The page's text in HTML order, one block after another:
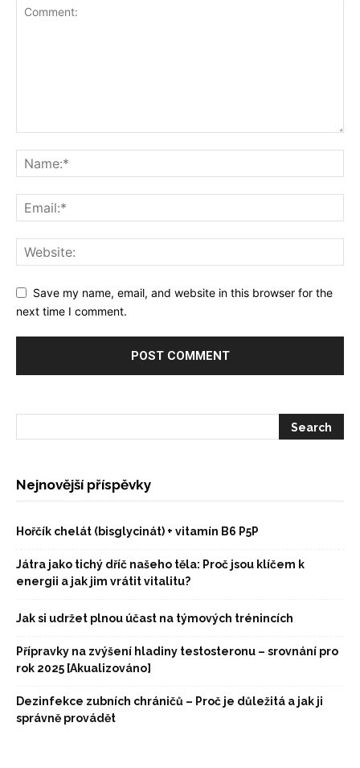
Save my name, email, and website in this browser for the
next time I comment.
Nejnovější příspěvky
Hořčík chelát (bisglycinát) + vitamín B6 P5P
Játra jako tichý dříč našeho těla: Proč jsou klíčem k
energii a jak jim vrátit vitalitu?
Jak si udržet plnou účast na týmových trénincích
Přípravky na zvýšení hladiny testosteronu – srovnání pro
rok 2025 [Akualizováno]
Dezinfekce zubních chráničů – Proč je důležitá a jak ji
správně provádět